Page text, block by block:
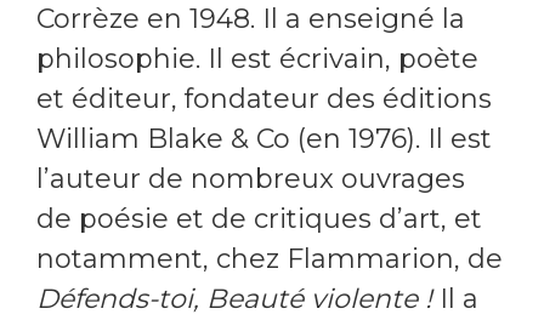
Corrèze en 1948. Il a enseigné la
philosophie. Il est écrivain, poète
et éditeur, fondateur des éditions
William Blake & Co (en 1976). Il est
l’auteur de nombreux ouvrages
de poésie et de critiques d’art, et
notamment, chez Flammarion, de
Défends-toi, Beauté violente ! Il a